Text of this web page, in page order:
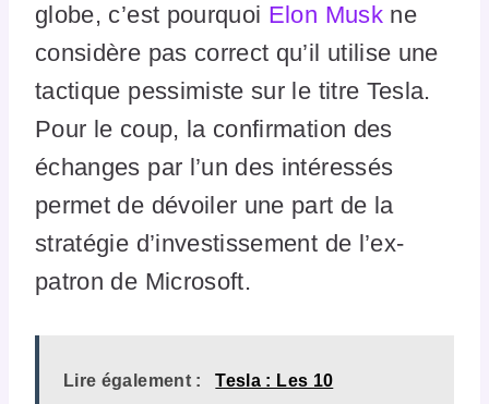
globe, c’est pourquoi Elon Muskne
considère pas correct qu’il utilise une
tactique pessimiste sur le titre Tesla.
Pour le coup, la confirmation des
échanges par l’un des intéressés
permet de dévoiler une part de la
stratégie d’investissement de l’ex-
patron de Microsoft.
Lire également : Tesla : Les 10